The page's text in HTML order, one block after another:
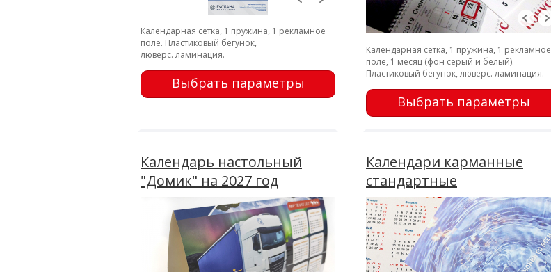
Календарная сетка, 1 пружина, 1 рекламное
поле. Пластиковый бегунок,
люверс. ламинация.
Выбрать параметры
Календарная сетка, 1 пружина, 1 рекламное
поле, 1 месяц (фон серый и белый).
Пластиковый бегунок, люверс. ламинация.
Выбрать параметры
Календарь настольный
"Домик" на 2027 год
Календари карманные
стандартные